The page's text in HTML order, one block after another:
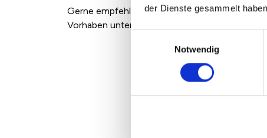
der Dienste gesammelt
Notwendig
Gerne empfehlen wir Ihnen kostenfrei einen
Vorhaben unterstützt.